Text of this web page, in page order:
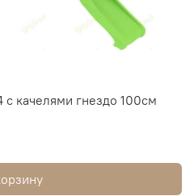
качелями гнездо 100см